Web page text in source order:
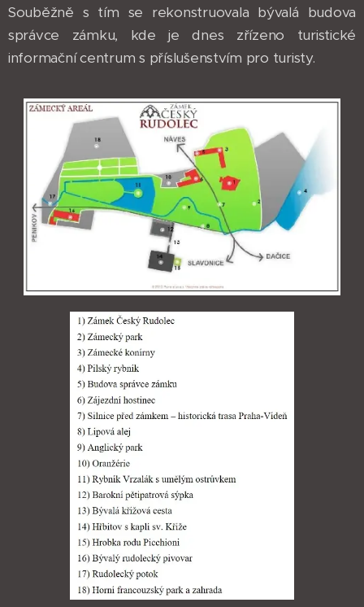
Souběžně s tím se rekonstruovala bývalá budova
správce zámku, kde je dnes zřízeno turistické
informační centrum s příslušenstvím pro turisty.